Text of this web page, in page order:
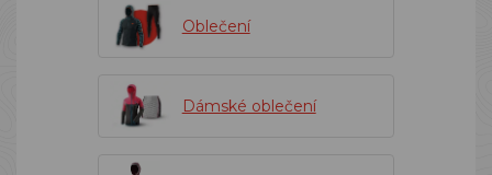
Oblečení
Dámské oblečení